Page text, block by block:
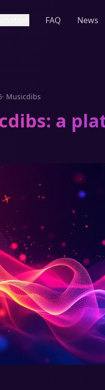
FAQ News
· Musicdibs
a